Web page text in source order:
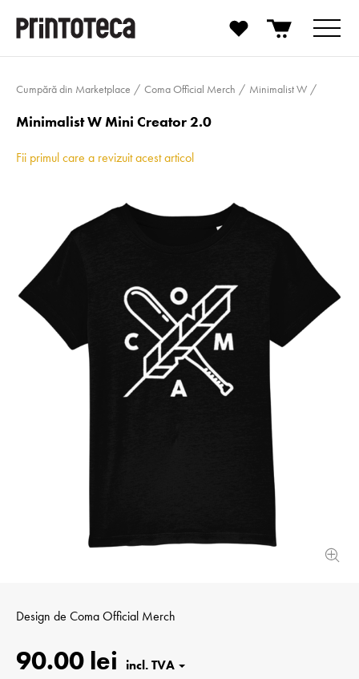
Cumpără din Marketplace Coma Official Merch Minimalist W
Minimalist W Mini Creator 2.0
Fii primul care a revizuit acest articol
Design de Coma Official Merch
90.00 lei